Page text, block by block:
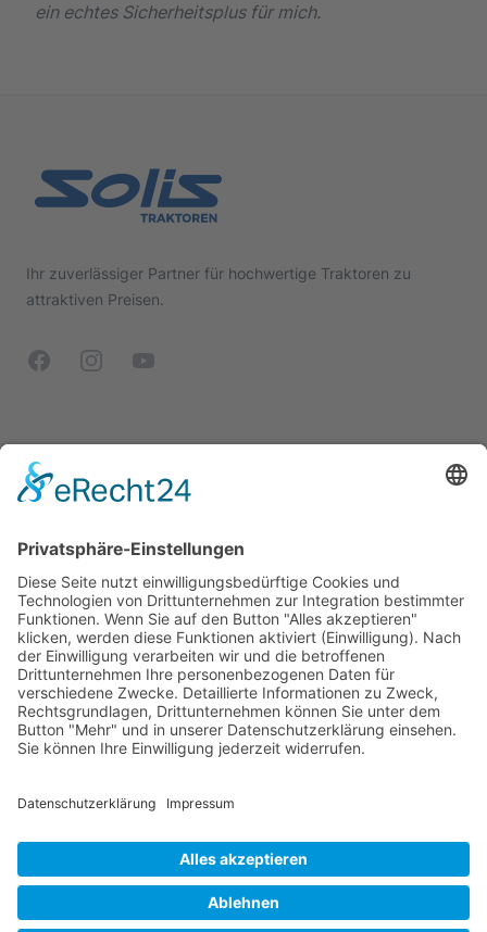
ein echtes Sicherheitsplus für mich.
Ihr zuverlässiger Partner für hochwertige Traktoren zu
attraktiven Preisen.
FacebookInstagramYouTube
Kompakt Serie
Limited Edition
Schmalspur
Service
Kontakt
Datenschutz
AGB